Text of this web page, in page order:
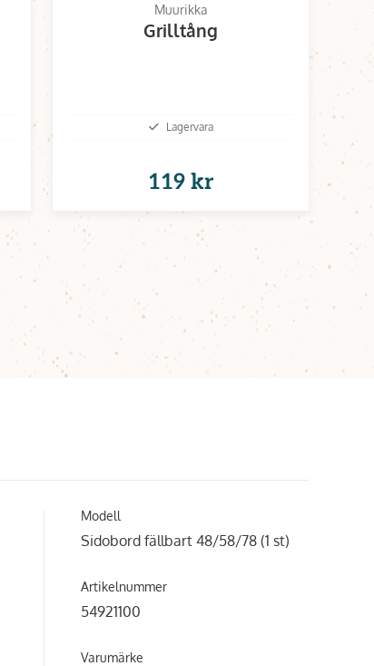
Muurikka
Grilltång
Lagervara
119 kr
Modell
Sidobord fällbart 48/58/78 (1 st)
Artikelnummer
54921100
Varumärke